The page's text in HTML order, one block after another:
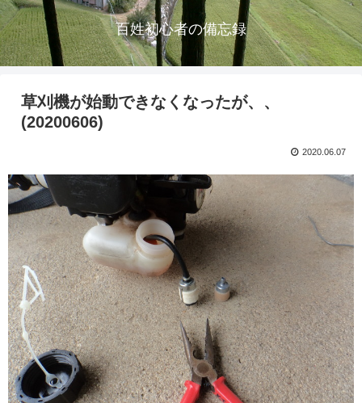
百姓初心者の備忘録
草刈機が始動できなくなったが、、
(20200606)
2020.06.07